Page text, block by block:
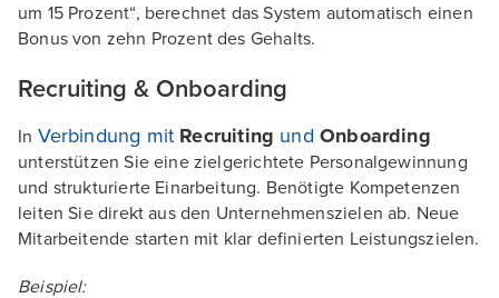
um 15 Prozent“, berechnet das System automatisch einen
Bonus von zehn Prozent des Gehalts.
Recruiting & Onboarding
In Verbindung mit Recruiting und Onboarding
unterstützen Sie eine zielgerichtete Personalgewinnung
und strukturierte Einarbeitung. Benötigte Kompetenzen
leiten Sie direkt aus den Unternehmenszielen ab. Neue
Mitarbeitende starten mit klar definierten Leistungszielen.
Beispiel: